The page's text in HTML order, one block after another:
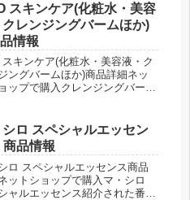
スキンケア(化粧水・美容
クレンジングバームほか)
情報
スキンケア(化粧水・美容液・ク
ングバームほか)商品詳細ネッ
ップで購入クレンジングバーム
ム バリアザ クレンジングバー
アザ クレンジン...
シロ スペシャルエッセン
商品情報
ロ スペシャルエッセンス商品
ットショップで購入マ・シロ
ャルエッセンス紹介された番組